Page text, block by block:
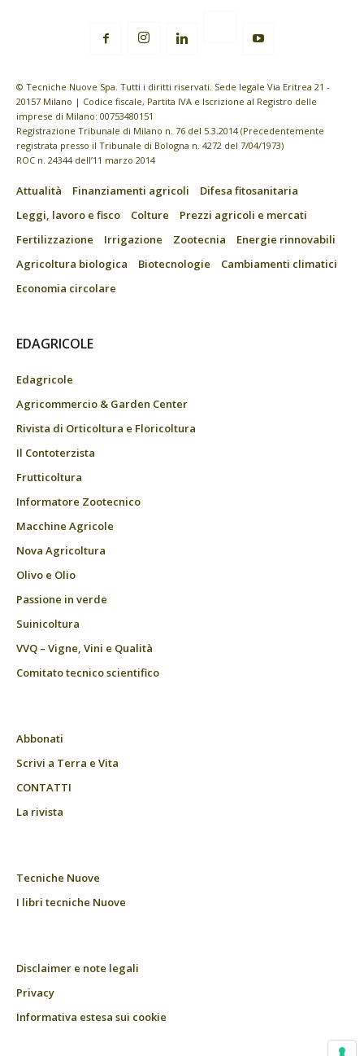
© Tecniche Nuove Spa. Tutti i diritti riservati. Sede legale Via Eritrea 21 -
20157 Milano | Codice fiscale, Partita IVA e Iscrizione al Registro delle
imprese di Milano: 00753480151
Registrazione Tribunale di Milano n. 76 del 5.3.2014 (Precedentemente
registrata presso il Tribunale di Bologna n. 4272 del 7/04/1973)
ROC n. 24344 dell’11 marzo 2014
Attualità Finanziamenti agricoli
Difesa fitosanitaria
Leggi, lavoro e fisco
Colture
Prezzi agricoli e mercati
Fertilizzazione
Irrigazione Zootecnia
Energie rinnovabili
Agricoltura biologica
Biotecnologie
Cambiamenti climatici
Economia circolare
EDAGRICOLE
Edagricole
Agricommercio & Garden Center
Rivista di Orticoltura e Floricoltura
Il Contoterzista
Frutticoltura
Informatore Zootecnico
Macchine Agricole
Nova Agricoltura
Olivo e Olio
Passione in verde
Suinicoltura
VVQ – Vigne, Vini e Qualità
Comitato tecnico scientifico
Abbonati
Scrivi a Terra e Vita
CONTATTI
La rivista
Tecniche Nuove
I libri tecniche Nuove
Disclaimer e note legali
Privacy
Informativa estesa sui cookie